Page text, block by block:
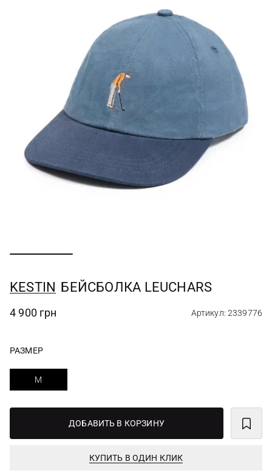
KESTIN БЕЙСБОЛКА LEUCHARS
4 900 грн Артикул: 2339776
РАЗМЕР
M
ДОБАВИТЬ В КОРЗИНУ
КУПИТЬ В ОДИН КЛИК